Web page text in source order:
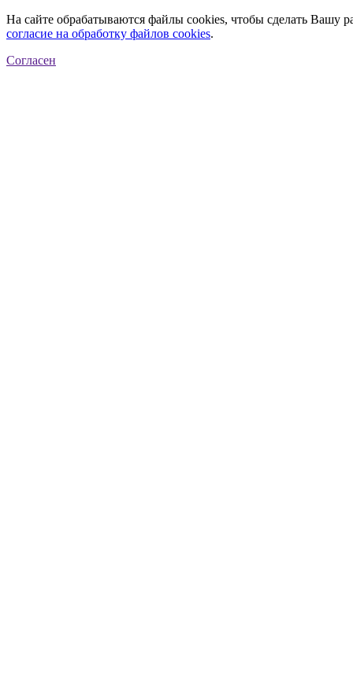
На сайте обрабатываются файлы cookies, чтобы сделать Вашу
согласие на обработку файлов cookies.
Согласен